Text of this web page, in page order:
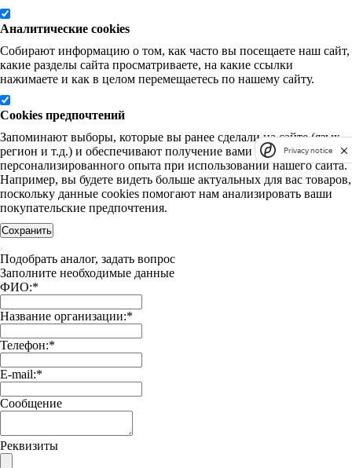
Аналитические cookies
Собирают информацию о том, как часто вы посещаете наш сайт,
какие разделы сайта просматриваете, на какие ссылки
нажимаете и как в целом перемещаетесь по нашему сайту.
Cookies предпочтений
Запоминают выборы, которые вы ранее сделали на сайте (язык,
регион и т.д.) и обеспечивают получение вами более
персонализированного опыта при использовании нашего сайта.
Например, вы будете видеть больше актуальных для вас товаров,
поскольку данные cookies помогают нам анализировать ваши
покупательские предпочтения.
Сохранить
Подобрать аналог, задать вопрос
Заполните необходимые данные
ФИО:*
Название организации:*
Телефон:*
E-mail:*
Сообщение
Реквизиты
Privacy notice